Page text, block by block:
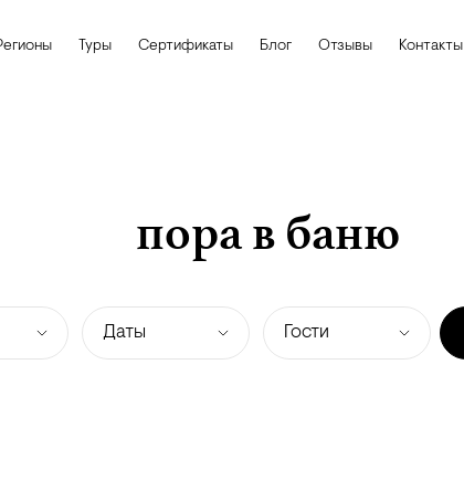
Туры Сертификаты Блог Отзывы Контакты
пора в баню
Даты Гости